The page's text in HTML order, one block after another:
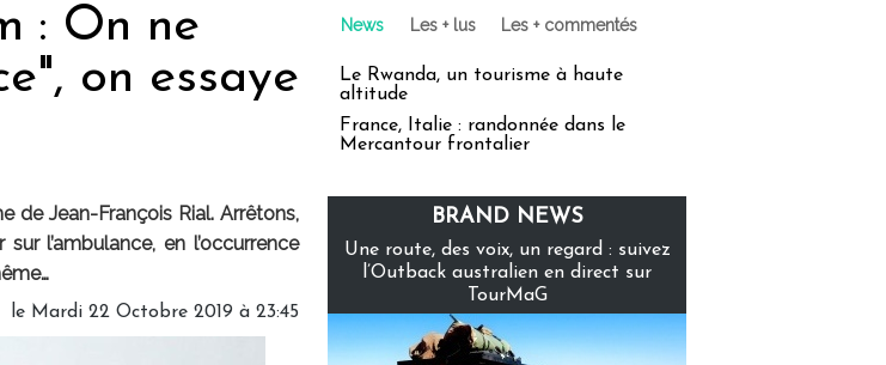
: On ne
on essaye
de Jean-François Rial. Arrêtons,
l’ambulance, en l’occurrence
le Mardi 22 Octobre 2019 à 23:45
News Les + lus Les + commentés
Le Rwanda, un tourisme à haute
altitude
France, Italie : randonnée dans le
Mercantour frontalier
BRAND NEWS
Une route, des voix, un regard : suivez
l’Outback australien en direct sur
TourMaG